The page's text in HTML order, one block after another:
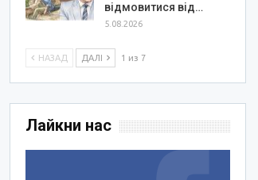
відмовитися від…
5.08.2026
НАЗАД ДАЛІ 1 из 7
Лайкни нас